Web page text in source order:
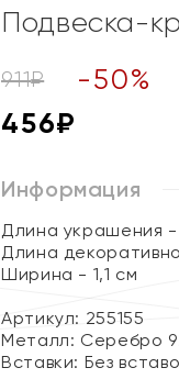
Подвеска-
911₽ -50%
456₽
Информация
Длина украшения
Длина
Ширина - 1,1 см
Артикул: 255155
Металл: Серебро
Вставки: Без